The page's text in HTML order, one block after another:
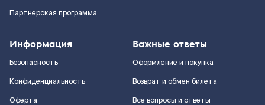
Партнерская программа
Информация
Безопасность
Конфиденциальность
Оферта
Важные ответы
Оформление и покупка
Возврат и обмен билета
Все вопросы и ответы